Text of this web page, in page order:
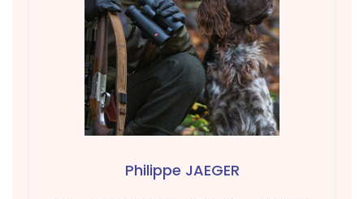
Philippe JAEGER